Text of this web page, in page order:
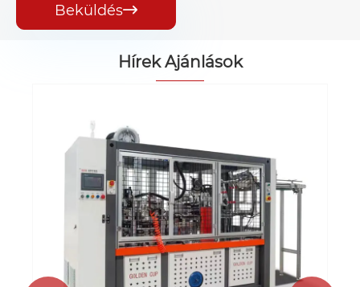
Beküldés
Hírek Ajánlások